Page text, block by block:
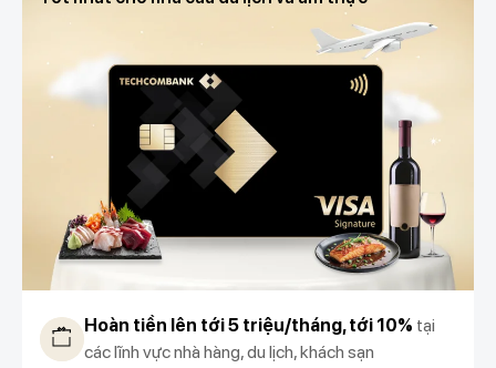
Hoàn tiền lên tới 5 triệu/tháng, tới 10% tại
các lĩnh vực nhà hàng, du lịch, khách sạn